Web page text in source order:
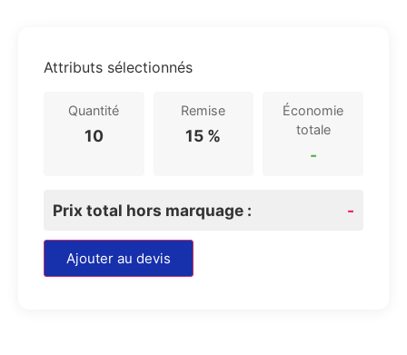
Attributs sélectionnés
Quantité
10
Remise
15 %
Économie
totale
-
Prix total hors marquage : -
Ajouter au devis